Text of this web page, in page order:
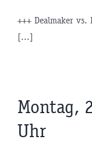
+++ Dealmaker
[...]
Montag,
Uhr